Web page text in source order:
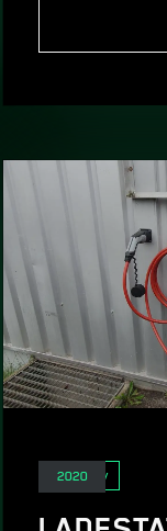
E-Mobility
2020